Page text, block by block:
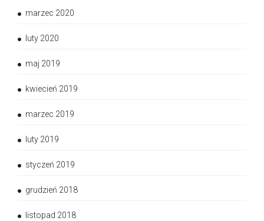
marzec 2020
luty 2020
maj 2019
kwiecień 2019
marzec 2019
luty 2019
styczeń 2019
grudzień 2018
listopad 2018